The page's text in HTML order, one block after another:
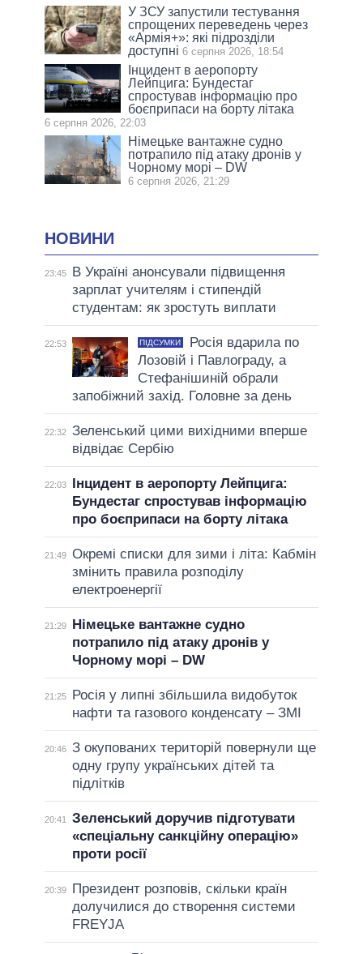
У ЗСУ запустили тестування
спрощених переведень через
«Армія+»: які підрозділи
доступні 6 серпня 2026, 18:54
Інцидент в аеропорту
Лейпцига: Бундестаг
спростував інформацію про
боєприпаси на борту літака
6 серпня 2026, 22:03
Німецьке вантажне судно
потрапило під атаку дронів у
Чорному морі – DW
6 серпня 2026, 21:29
НОВИНИ
23:45
В Україні анонсували підвищення
зарплат учителям і стипендій
студентам: як зростуть виплати
22:53 ПІДСУМКИ
Росія вдарила по
Лозовій і Павлограду, а
Стефанішиній обрали
запобіжний захід. Головне за день
22:32 Зеленський цими вихідними вперше
відвідає Сербію
22:03
Інцидент в аеропорту Лейпцига:
Бундестаг спростував інформацію
про боєприпаси на борту літака
21:49 Окремі списки для зими і літа: Кабмін
змінить правила розподілу
електроенергії
21:29
Німецьке вантажне судно
потрапило під атаку дронів у
Чорному морі – DW
21:25
Росія у липні збільшила видобуток
нафти та газового конденсату – ЗМІ
20:46 З окупованих територій повернули ще
одну групу українських дітей та
підлітків
20:41
Зеленський доручив підготувати
«спеціальну санкційну операцію»
проти росії
20:39
Президент розповів, скільки країн
долучилися до створення системи
FREYJA